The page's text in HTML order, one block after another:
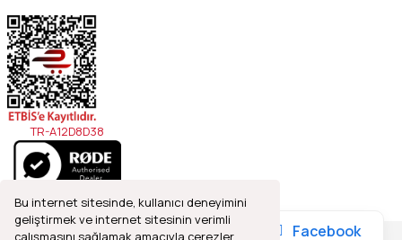
Bu internet sitesinde, kullanıcı deneyimini
geliştirmek ve internet sitesinin verimli
çalışmasını sağlamak amacıyla çerezler
TR-A12D8D38
Facebook